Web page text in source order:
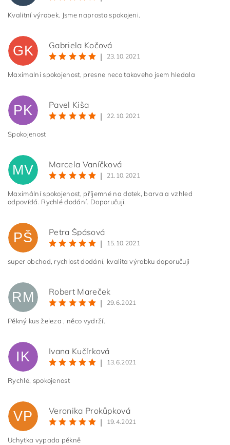
Kvalitní výrobek. Jsme naprosto spokojeni.
GK
Gabriela Kočová
|
23.10.2021
Maximalni spokojenost, presne neco takoveho jsem hledala
PK
Pavel Kiša
|
22.10.2021
Spokojenost
MV
Marcela Vaníčková
|
21.10.2021
Maximální spokojenost, příjemné na dotek, barva a vzhled
odpovídá. Rychlé dodání. Doporučuji.
PŠ
Petra Špásová
|
15.10.2021
super obchod, rychlost dodání, kvalita výrobku doporučuji
RM
Robert Mareček
|
29.6.2021
Pěkný kus železa , něco vydrží.
IK
Ivana Kučírková
|
13.6.2021
Rychlé, spokojenost
VP
Veronika Prokůpková
|
19.4.2021
Uchytka vypada pěkně